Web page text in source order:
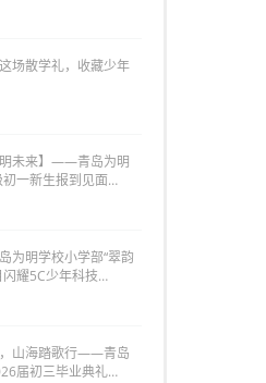
场散学礼，收藏少年
明未来】——青岛为明
一新生报到见面…
为明学校小学部“翠韵
闪耀5C少年科技…
山海踏歌行——青岛
届初三毕业典礼…